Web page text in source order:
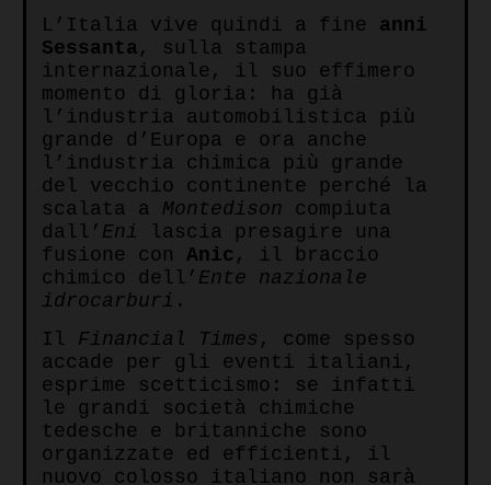
L’Italia vive quindi a fine anni
Sessanta , sulla stampa
internazionale, il suo effimero
momento di gloria: ha già
l’industria automobilistica più
grande d’Europa e ora anche
l’industria chimica più grande
del vecchio continente perché la
scalata a Montedison compiuta
dall’ Eni lascia presagire una
fusione con Anic , il braccio
chimico dell’ Ente nazionale
idrocarburi .
Il Financial Times , come spesso
accade per gli eventi italiani,
esprime scetticismo: se infatti
le grandi società chimiche
tedesche e britanniche sono
organizzate ed efficienti, il
nuovo colosso italiano non sarà